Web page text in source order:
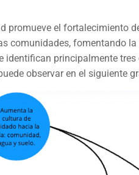
promueve el fortalecimiento
comunidades, fomentando
identifican principalmente
observar en el siguiente